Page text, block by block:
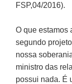
FSP,04/2016).
O que estamos
segundo
nossa
ministro das
possui nada. É